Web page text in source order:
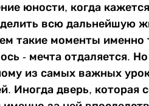
юности, когда
всю дальнейшую
такие моменты именно
- мечта отдаляется.
из самых важных
Иногда дверь, которая